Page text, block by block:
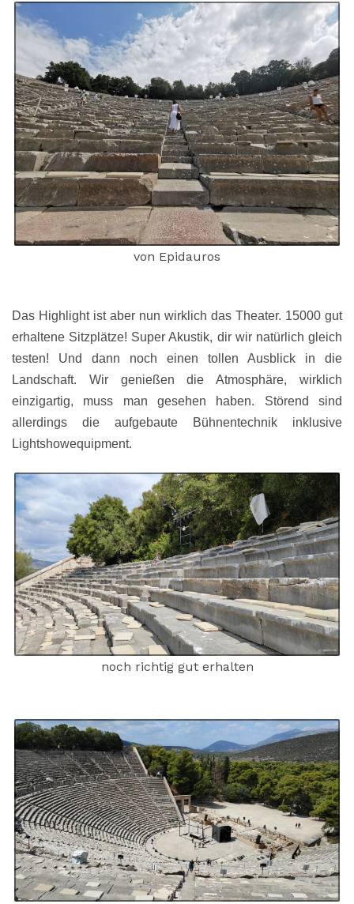
von Epidauros
Das Highlight ist aber nun wirklich das Theater. 15000 gut
erhaltene Sitzplätze! Super Akustik, dir wir natürlich gleich
testen! Und dann noch einen tollen Ausblick in die
Landschaft. Wir genießen die Atmosphäre, wirklich
einzigartig, muss man gesehen haben. Störend sind
allerdings die aufgebaute Bühnentechnik inklusive
Lightshowequipment.
noch richtig gut erhalten